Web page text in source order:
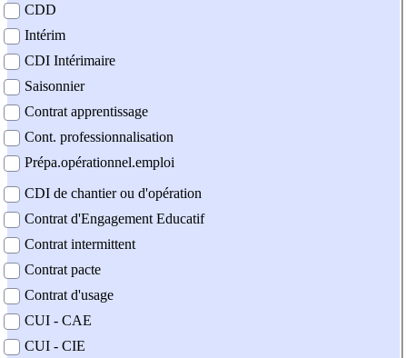
CDD
Intérim
CDI Intérimaire
Saisonnier
Contrat apprentissage
Cont. professionnalisation
Prépa.opérationnel.emploi
CDI de chantier ou d'opération
Contrat d'Engagement Educatif
Contrat intermittent
Contrat pacte
Contrat d'usage
CUI - CAE
CUI - CIE